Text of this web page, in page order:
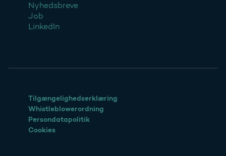
Nyhedsbreve
Job
LinkedIn
Tilgængelighedserklæring
Whistleblowerordning
Persondatapolitik
Cookies